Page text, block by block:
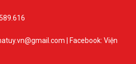
| Facebook: Viện